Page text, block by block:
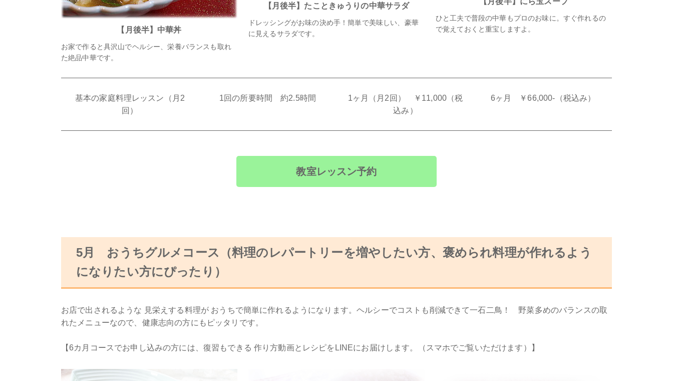
【月後半】中華丼
お家で作ると具沢山でヘルシー、栄養バランスも取れ
た絶品中華です。
【月後半】たこときゅうりの中華サラダ
ドレッシングがお味の決め手！簡単で美味しい、豪華
に見えるサラダです。
ひと工夫で普段の中華もプロのお味に。すぐ作れるの
で覚えておくと重宝しますよ。
基本の家庭料理レッスン（月2
回）
1回の所要時間 約2.5時間
1ヶ月（月2回） ￥11,000（税
込み）
6ヶ月 ￥66,000-（税込み）
教室レッスン予約
5月 おうちグルメコース（料理のレパートリーを増やしたい方、褒められ料理が作れるよう
になりたい方にぴったり）
お店で出されるような 見栄えする料理が おうちで簡単に作れるようになります。ヘルシーでコストも削減できて一石二鳥！ 野菜多めのバランスの取
れたメニューなので、健康志向の方にもピッタリです。
【6カ月コースでお申し込みの方には、復習もできる 作り方動画とレシピをLINEにお届けします。（スマホでご覧いただけます）】